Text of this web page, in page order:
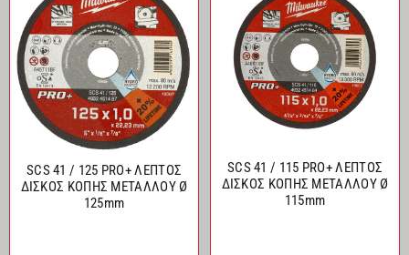
SCS 41 / 125 PRO+ ΛΕΠΤΟΣ
ΔΙΣΚΟΣ ΚΟΠΗΣ ΜΕΤΑΛΛΟΥ Ø
125mm
SCS 41 / 115 PRO+ ΛΕΠΤΟΣ
ΔΙΣΚΟΣ ΚΟΠΗΣ ΜΕΤΑΛΛΟΥ Ø
115mm